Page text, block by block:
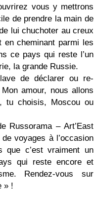
vous y mettrons
de prendre la main de
lui chuchoter au creux
en cheminant parmi les
ce pays qui reste l’un
la grande Russie.
de déclarer ou re-
amour, nous allons
tu choisis, Moscou ou
Russorama – Art’East
voyages à l’occasion
que c’est vraiment un
qui reste encore et
Rendez-vous sur
» !